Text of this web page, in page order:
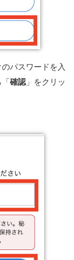
パスワードを入
確認」をクリッ